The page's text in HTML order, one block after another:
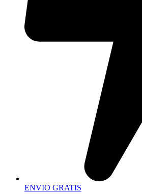
ENVIO GRATIS